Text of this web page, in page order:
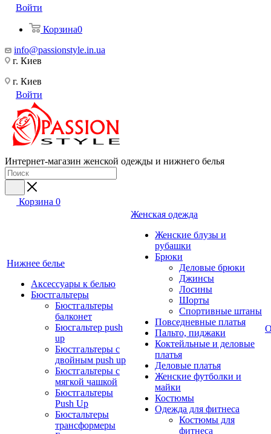
Войти
Корзина0
info@passionstyle.in.ua
г. Киев
г. Киев
Войти
Интернет-магазин женской одежды и нижнего белья
Корзина 0
Нижнее белье
Аксессуары к белью
Бюстгальтеры
Бюстгальтеры
балконет
Бюсгальтер push
up
Бюстгальтеры с
двойным push up
Бюстгальтеры с
мягкой чашкой
Бюстгальтеры
Push Up
Бюстальтеры
трансформеры
Женская одежда
Женские блузы и
рубашки
Брюки
Деловые брюки
Джинсы
Лосины
Шорты
Спортивные штаны
Повседневные платья
Пальто, пиджаки
Коктейльные и деловые
платья
Деловые платья
Женские футболки и
майки
Костюмы
Одежда для фитнеса
Костюмы для
фитнеса